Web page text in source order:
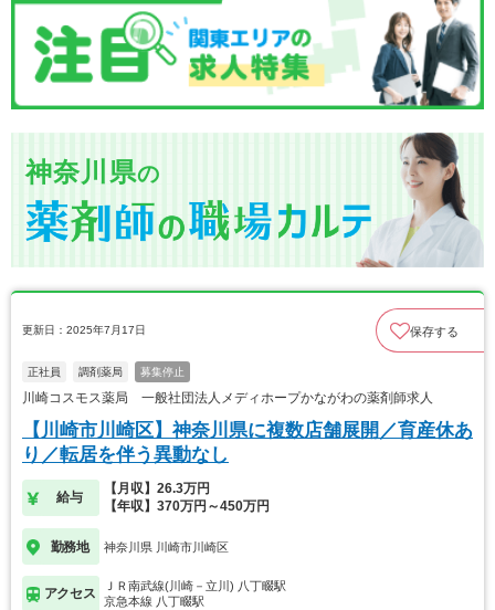
神奈川県の
更新日：2025年7月17日 保存する
正社員 調剤薬局 募集停止
川崎コスモス薬局 一般社団法人メディホープかながわの薬剤師求人
【川崎市川崎区】神奈川県に複数店舗展開／育産休あ
り／転居を伴う異動なし
給与
【月収】26.3万円
【年収】370万円～450万円
勤務地 神奈川県 川崎市川崎区
アクセス
ＪＲ南武線(川崎－立川) 八丁畷駅
京急本線 八丁畷駅